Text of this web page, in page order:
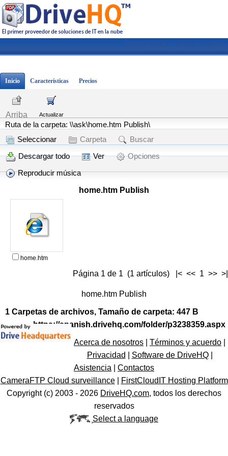
Registrarse Iniciar sesión
Inicio Características Precios
Arriba Actualizar
Ruta de la carpeta: \\ask\home.htm Publish\
Seleccionar
Carpeta
Buscar
Descargar todo
Ver
Opciones
Reproducir música
home.htm Publish
home.htm
Página 1 de 1 (1 artículos) |< << 1 >> >|
home.htm Publish
1 Carpetas de archivos, Tamaño de carpeta: 447 B
https://spanish.drivehq.com/folder/p3238359.aspx
Acerca de nosotros Términos y acuerdo
Privacidad
Software de DriveHQ|
Asistencia
Contactos
CameraFTP Cloud surveillance|
FirstCloudIT Hosting Platform
Copyright (c) 2003 - 2026 DriveHQ.com, todos los derechos
reservados
Select a language